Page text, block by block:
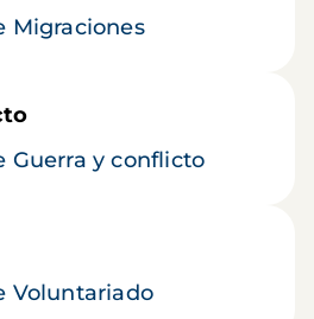
Migraciones
Guerra y conflicto
Voluntariado